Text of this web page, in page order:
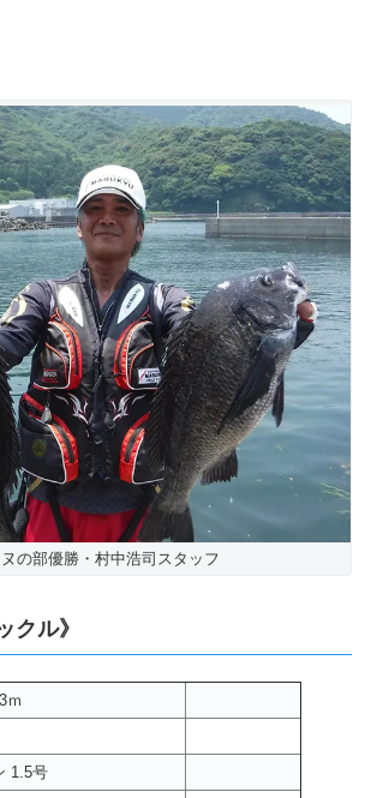
の部優勝・村中浩司スタッフ
クル》
ｍ
1.5号